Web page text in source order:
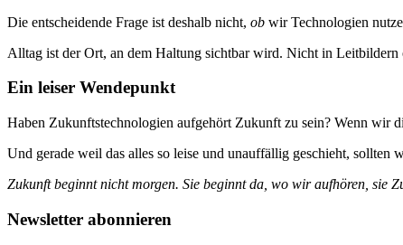
Die entscheidende Frage ist deshalb nicht, ob wir Technologien
Alltag ist der Ort, an dem Haltung sichtbar wird. Nicht in Leitbildern
Ein leiser Wendepunkt
Haben Zukunftstechnologien aufgehört Zukunft zu sein? Wenn wir
Und gerade weil das alles so leise und unauffällig geschieht,
Zukunft beginnt nicht morgen. Sie beginnt da, wo wir aufhören, sie
Newsletter abonnieren